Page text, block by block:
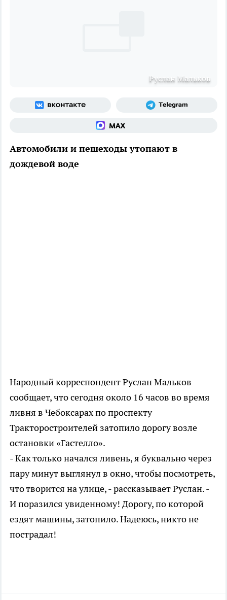
Руслан Мальков
Автомобили и пешеходы утопают в
дождевой воде
Народный корреспондент Руслан Мальков
сообщает, что сегодня около 16 часов во время
ливня в Чебоксарах по проспекту
Тракторостроителей затопило дорогу возле
остановки «Гастелло».
- Как только начался ливень, я буквально через
пару минут выглянул в окно, чтобы посмотреть,
что творится на улице, - рассказывает Руслан. -
И поразился увиденному! Дорогу, по которой
ездят машины, затопило. Надеюсь, никто не
пострадал!